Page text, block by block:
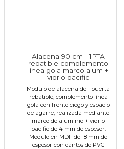
Alacena 90 cm - 1PTA
rebatible complemento
línea gola marco alum +
vidrio pacific
Modulo de alacena de 1 puerta
rebatible, complemento línea
gola con frente ciego y espacio
de agarre, realizada mediante
marco de aluminio + vidrio
pacific de 4 mm de espesor.
Modulo en MDF de 18 mm de
espesor con cantos de PVC